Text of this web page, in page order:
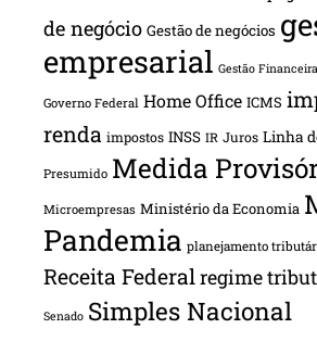
de negócio Gestão de negócios
empresarial Gestão Financeira
Governo Federal Home Office ICMS
renda impostos INSS IR Juros Linha
Presumido Medida
Microempresas Ministério da Economia
Pandemia planejamento
Receita Federalregime
Senado Simples Nacional